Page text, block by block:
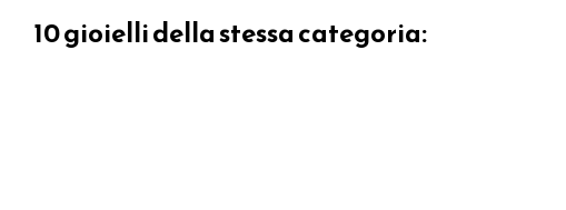
10 gioielli della stessa categoria: